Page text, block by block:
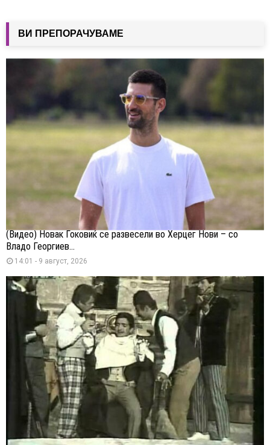
ВИ ПРЕПОРАЧУВАМЕ
(Видео) Новак Ѓоковиќ се развесели во Херцег Нови – со
Владо Георгиев...
14:01 - 9 август, 2026